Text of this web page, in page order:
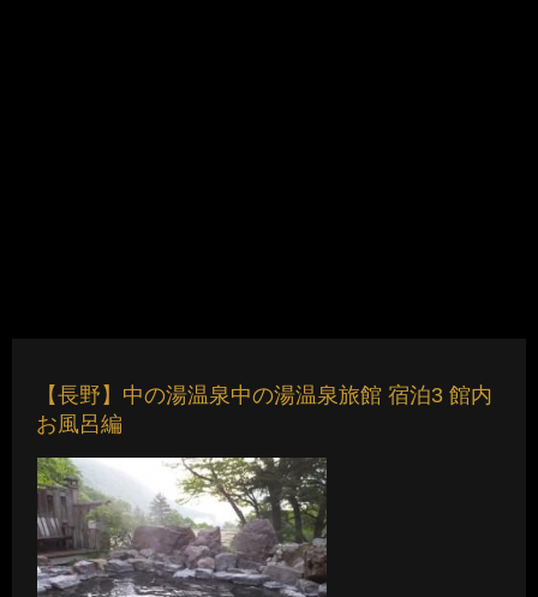
【長野】中の湯温泉中の湯温泉旅館 宿泊3 館内
お風呂編